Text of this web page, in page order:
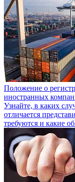
Положение о
иностранных
Узнайте, в каких
отличается
требуются и какие